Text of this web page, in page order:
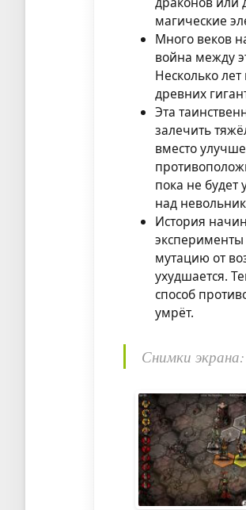
магические
Много веков
война между
Несколько
древних
Эта
залечить
вместо
пока не будет
над
История
мутацию от
ухудшается.
способ
умрёт.
Снимки экрана: